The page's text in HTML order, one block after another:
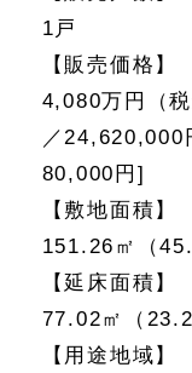
1戸
【販売価格】
4,080万円（
／24,620,000
80,000円]
【敷地面積】
151.26㎡（
【延床面積】
77.02㎡（
【用途地域】